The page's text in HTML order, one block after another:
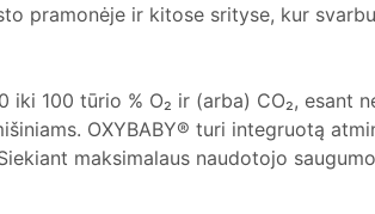
pramonėje ir kitose srityse, kur
iki 100 tūrio % O₂ ir (arba) CO₂, esant
OXYBABY® turi integruotą
maksimalaus naudotojo